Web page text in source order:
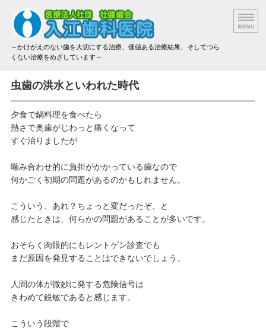
～かけがえのない歯を大切にする治療、価値ある治療結果、そしてつら
くない治療をめざしています～
院長挨拶
設備と技術
治療方法と材料
治療費のご案内
虫歯の洪水といわれた時代
夕食で鍋料理を食べたら
熱さで奥歯がじわっと痛くなって
すぐ治りましたが
噛み合わせ的に負担がかかっている歯なので
何かごく初期の問題があるのかもしれません。
こういう、あれ？ちょっと変だったぞ、と
感じたときは、何らかの問題があることが多いです。
おそらく肉眼的にもレントゲン診査でも
まだ原因を発見することはできないでしょう。
人間の体が微妙に発する危険信号は
きわめて鋭敏であると感じます。
こういう段階で